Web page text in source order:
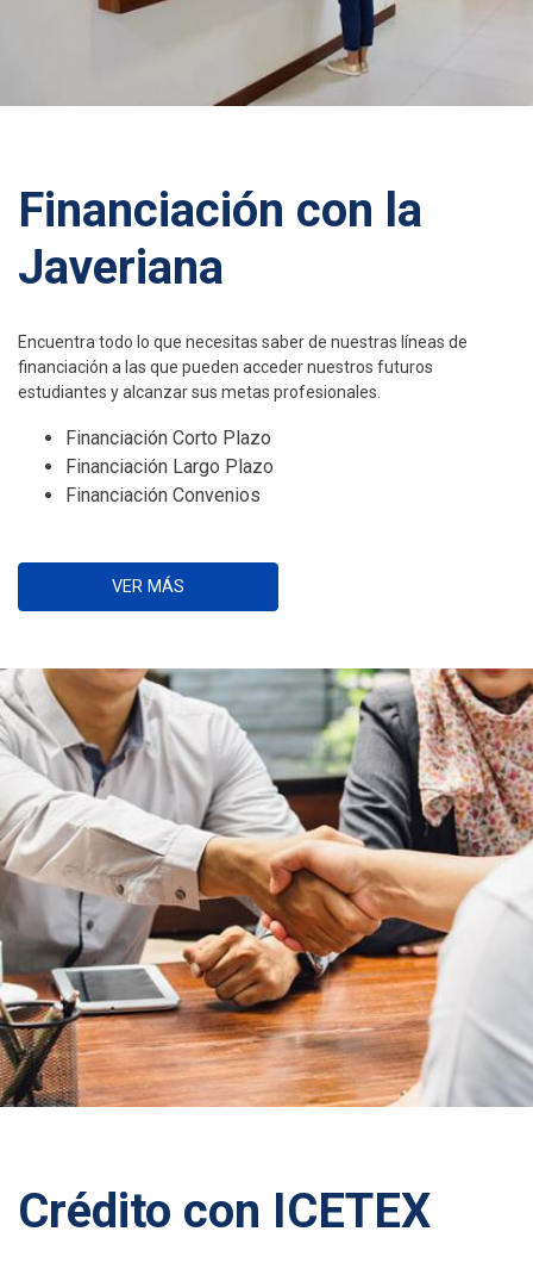
Financiación con la
Javeriana
Encuentra todo lo que necesitas saber de nuestras líneas de
financiación a las que pueden acceder nuestros futuros
estudiantes y alcanzar sus metas profesionales.
Financiación Corto Plazo
Financiación Largo Plazo
Financiación Convenios
VER MÁS
Crédito con ICETEX